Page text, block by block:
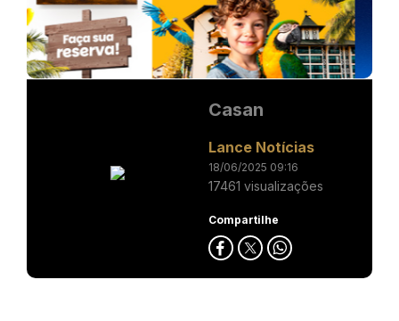
Casan
Lance Notícias
18/06/2025 09:16
17461 visualizações
Compartilhe